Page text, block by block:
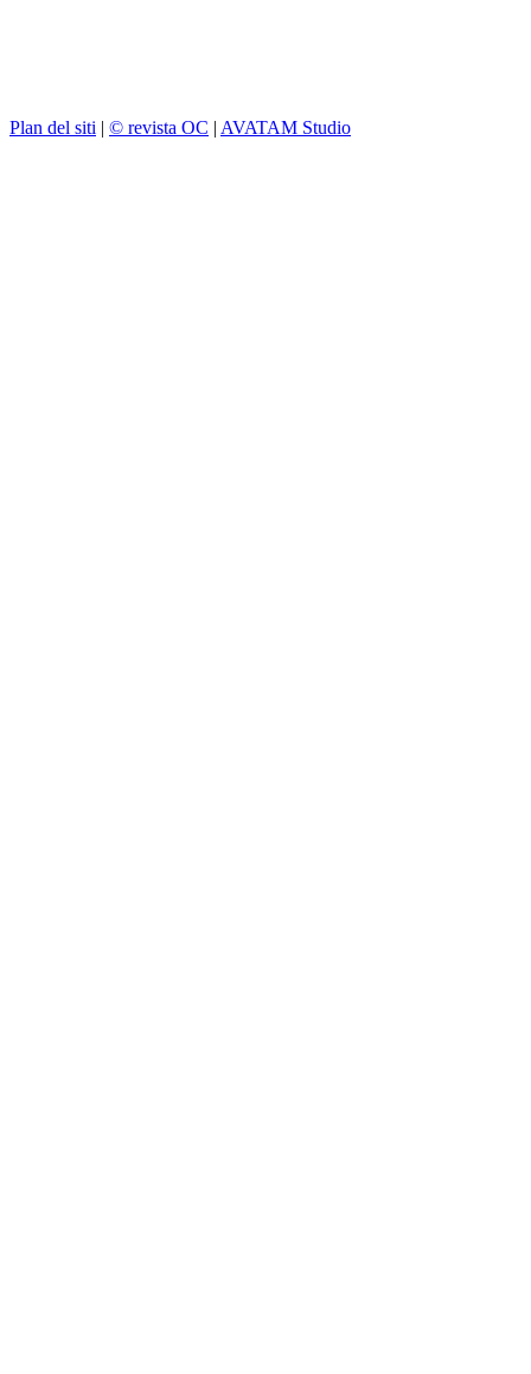
Plan del siti | © revista OC | AVATAM Studio